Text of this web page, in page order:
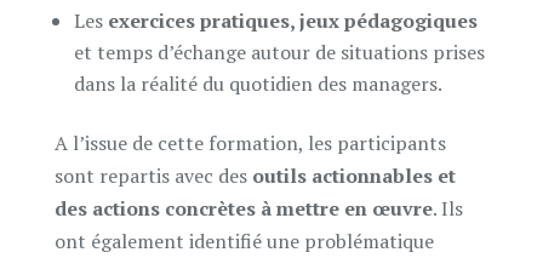
Les exercices pratiques, jeux pédagogiques
et temps d’échange autour de situations prises
dans la réalité du quotidien des managers.
A l’issue de cette formation, les participants
sont repartis avec des outils actionnables et
des actions concrètes à mettre en œuvre. Ils
ont également identifié une problématique